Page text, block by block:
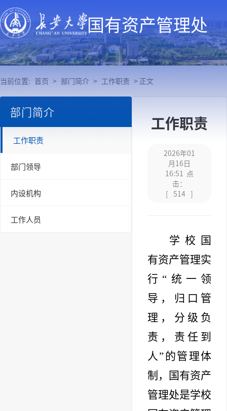
国有资产管理处
当前位置: 首页 > 部门简介 > 工作职责 > 正文
部门简介
工作职责
部门领导
内设机构
工作人员
工作职责
2026年01
月16日
16:51 点
击：
[ 514 ]
学校国
有资产管理实
行“统一领
导，归口管
理，分级负
责，责任到
人”的管理体
制，国有资产
管理处是学校